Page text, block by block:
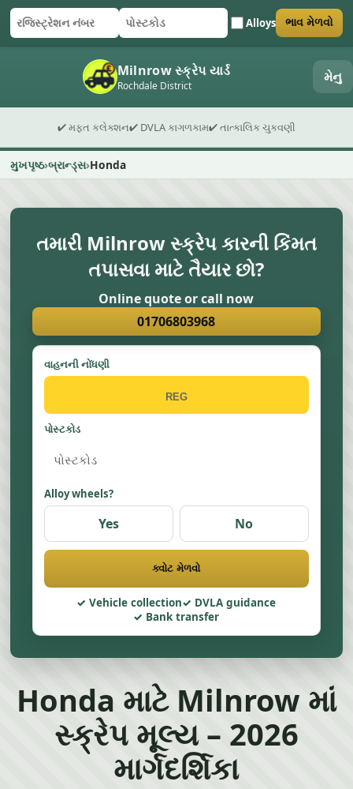
રજિસ્ટ્રેશન નંબર
પોસ્ટકોડ Alloys
ફોર્મ સબમિટ કરો ભાવ મેળવો
Milnrow સ્ક્રેપ યાર્ડ
Rochdale District મેનુ
✔ મફત કલેક્શન✔ DVLA કાગળકામ✔ તાત્કાલિક ચુકવણી
મુખપૃષ્ઠ બ્રાન્ડ્સ Honda
તમારી Milnrow સ્ક્રેપ કારની કિંમત
તપાસવા માટે તૈયાર છો?
Online quote or call now
01706803968
વાહનની નોંધણી
પોસ્ટકોડ
Alloy wheels?
Yes No
ક્વોટ મેળવો
Vehicle collection
DVLA guidance
Bank transfer
Honda માટે Milnrow માં
સ્ક્રેપ મૂલ્ય – 2026
માર્ગદર્શિકા